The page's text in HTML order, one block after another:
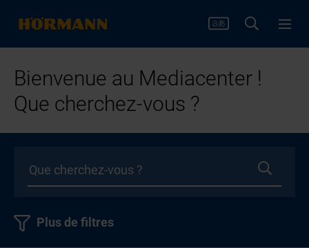
Bienvenue au Mediacenter !
Que cherchez-vous ?
Plus de filtres